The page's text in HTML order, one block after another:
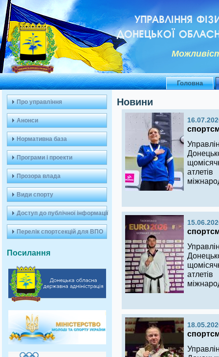
УПРАВЛІННЯ
ДОНЕЦЬКОЇ
Головна
Про управління
Анонси
Нормативна база
Програми і проекти
Прозора влада
Види спорту
Доступ до публічної інформації
Перелік спортсекцій для ВПО
Посилання
Новини